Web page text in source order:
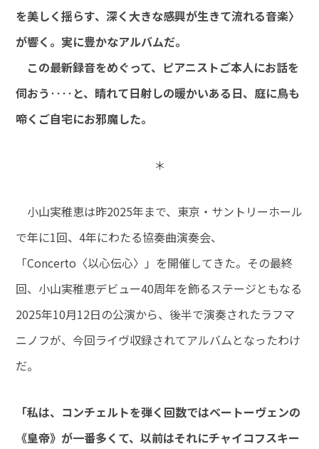
を美しく揺らす、深く大きな感興が生きて流れる音楽〉
が響く。実に豊かなアルバムだ。
この最新録音をめぐって、ピアニストご本人にお話を
伺おう‥‥と、晴れて日射しの暖かいある日、庭に鳥も
啼くご自宅にお邪魔した。
＊
小山実稚恵は昨2025年まで、東京・サントリーホール
で年に1回、4年にわたる協奏曲演奏会、
「Concerto〈以心伝心〉」を開催してきた。その最終
回、小山実稚恵デビュー40周年を飾るステージともなる
2025年10月12日の公演から、後半で演奏されたラフマ
ニノフが、今回ライヴ収録されてアルバムとなったわけ
だ。
「私は、コンチェルトを弾く回数ではベートーヴェンの
《皇帝》が一番多くて、以前はそれにチャイコフスキー